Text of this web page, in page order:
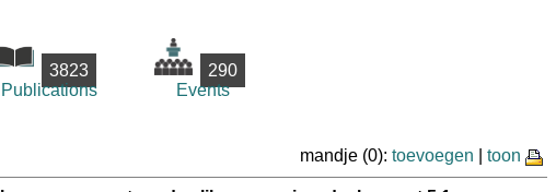
3823
Publications
290
Events
mandje (0): toevoegen toon